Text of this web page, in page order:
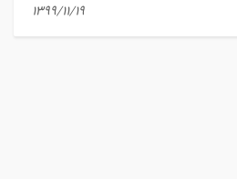
1399/11/19